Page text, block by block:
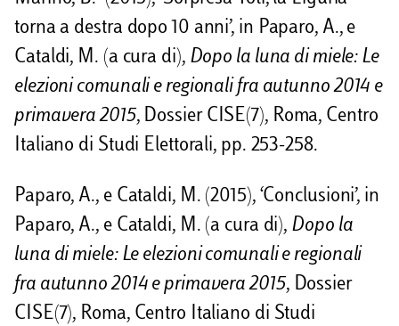
torna a destra dopo 10 anni’, in Paparo, A., e
Cataldi, M. (a cura di), Dopo la luna di miele: Le
elezioni comunali e regionali fra autunno 2014 e
primavera 2015, Dossier CISE(7), Roma, Centro
Italiano di Studi Elettorali, pp. 253-258.
Paparo, A., e Cataldi, M. (2015), ‘Conclusioni’, in
Paparo, A., e Cataldi, M. (a cura di), Dopo la
luna di miele: Le elezioni comunali e regionali
fra autunno 2014 e primavera 2015, Dossier
CISE(7), Roma, Centro Italiano di Studi